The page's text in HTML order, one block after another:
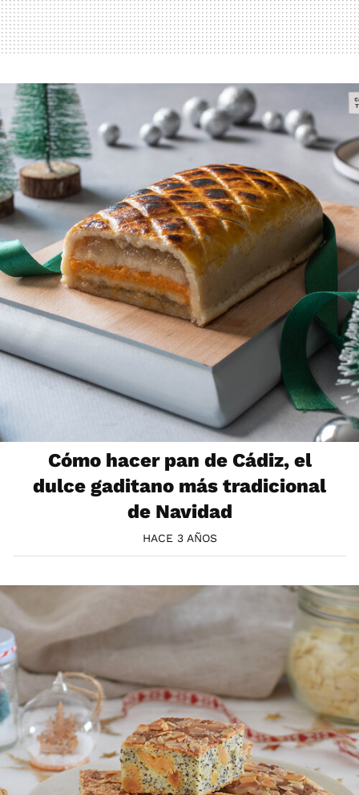
Cómo hacer pan de Cádiz, el
dulce gaditano más tradicional
de Navidad
HACE 3 AÑOS